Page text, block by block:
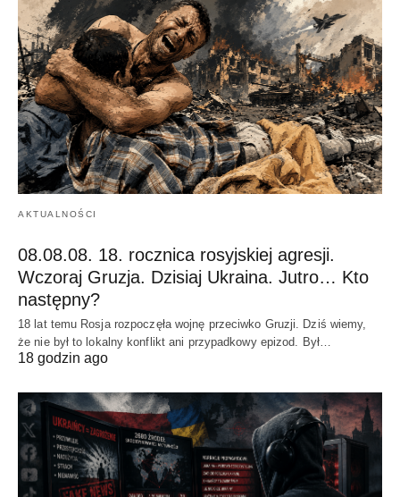
AKTUALNOŚCI
08.08.08. 18. rocznica rosyjskiej agresji.
Wczoraj Gruzja. Dzisiaj Ukraina. Jutro… Kto
następny?
18 lat temu Rosja rozpoczęła wojnę przeciwko Gruzji. Dziś wiemy,
że nie był to lokalny konflikt ani przypadkowy epizod. Był…
18 godzin ago